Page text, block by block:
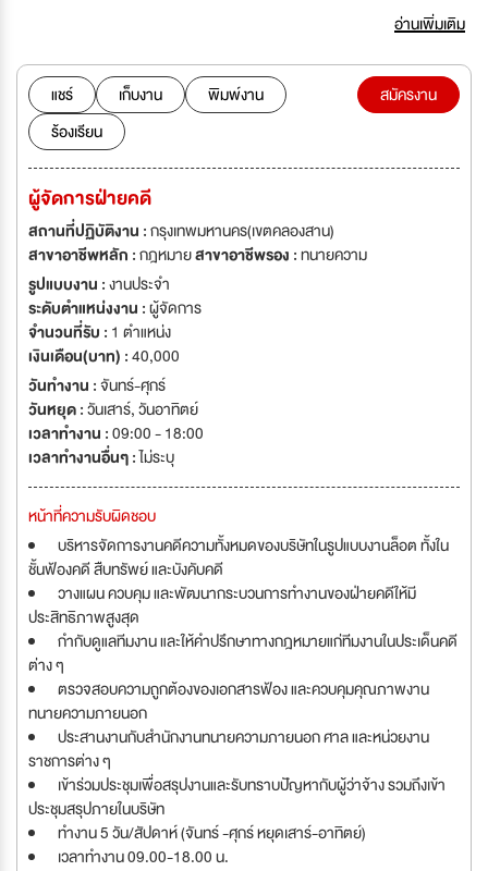
ให้คำแนะนำในการแก้ไขปัญหา เพื่อให้ทุก ๆ ครั้งของการชำระหนี้เกิดประโยชน์
สูงสุดต่อทั้งสถาบันการเงินและลูกหนี้ ด้วยแนวคิดของการให้ข้อมูลและคำแนะนำที่
ถูกต้องแก่ลูกหนี้ เพื่อให้ลูกหนี้เกิดความเข้าใจในผลกระทบของหนี้ และแก้ไข
ปัญหาหนี้ด้วยตนเอง พร้อมสร้างความสัมพันธ์ที่ดีกับลูกหนี้ ให้มีโอกาสกลับมา
เป็นลูกค้าที่ดีต่อไปของสถาบันการเงิน
อ่านเพิ่มเติม
แชร์ เก็บงาน
พิมพ์งาน
ร้องเรียน
สมัครงาน
ผู้จัดการฝ่ายคดี
สถานที่ปฏิบัติงาน :กรุงเทพมหานคร(เขตคลองสาน)
สาขาอาชีพหลัก :กฎหมายสาขาอาชีพรอง :ทนายความ
รูปแบบงาน :งานประจำ
ระดับตำแหน่งงาน :ผู้จัดการ
จำนวนที่รับ : 1 ตำแหน่ง
เงินเดือน(บาท) :40,000
วันทำงาน :จันทร์-ศุกร์
วันหยุด :วันเสาร์,วันอาทิตย์
เวลาทำงาน :09:00 - 18:00
เวลาทำงานอื่นๆ :ไม่ระบุ
หน้าที่ความรับผิดชอบ
บริหารจัดการงานคดีความทั้งหมดของบริษัทในรูปแบบงานล็อต ทั้งใน
ชั้นฟ้องคดี สืบทรัพย์ และบังคับคดี
วางแผน ควบคุม และพัฒนากระบวนการทำงานของฝ่ายคดีให้มี
ประสิทธิภาพสูงสุด
กำกับดูแลทีมงาน และให้คำปรึกษาทางกฎหมายแก่ทีมงานในประเด็นคดี
ต่าง ๆ
ตรวจสอบความถูกต้องของเอกสารฟ้อง และควบคุมคุณภาพงาน
ทนายความภายนอก
ประสานงานกับสำนักงานทนายความภายนอก ศาล และหน่วยงาน
ราชการต่าง ๆ
เข้าร่วมประชุมเพื่อสรุปงานและรับทราบปัญหากับผู้ว่าจ้าง รวมถึงเข้า
ประชุมสรุปภายในบริษัท
ทำงาน 5 วัน/สัปดาห์ (จันทร์ -ศุกร์ หยุดเสาร์-อาทิตย์)
เวลาทำงาน 09.00-18.00 น.